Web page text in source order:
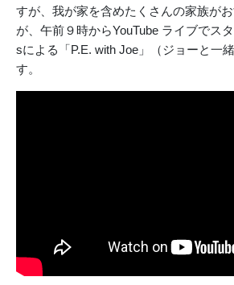
すが、我が家を含めたくさんの家族が
が、午前９時からYouTube ライブでス
sによる「P.E. with Joe」（ジョーと一
す。